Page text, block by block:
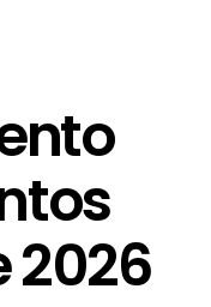
2026